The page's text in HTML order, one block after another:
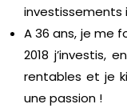
investissements
A 36 ans, je me
2018 j’investis,
rentables et je
une passion !